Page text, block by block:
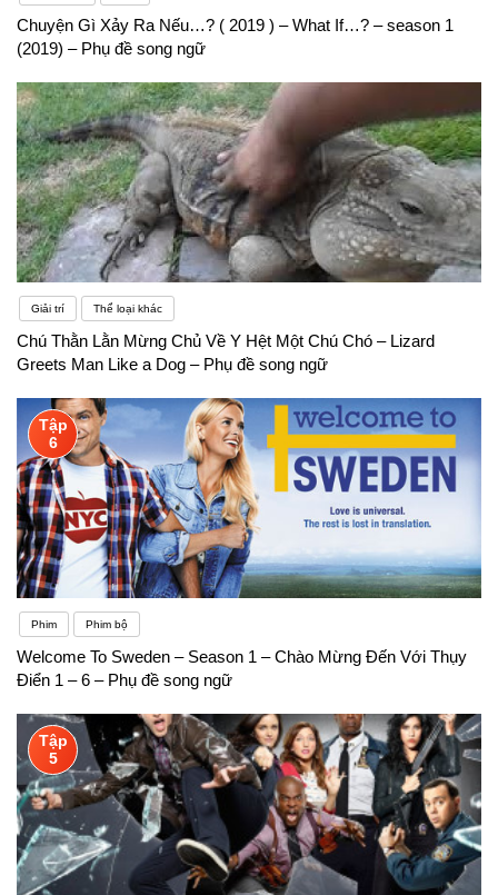
Chuyện Gì Xảy Ra Nếu…? ( 2019 ) – What If…? – season 1
(2019) – Phụ đề song ngữ
Giải trí Thể loại khác
Chú Thằn Lằn Mừng Chủ Về Y Hệt Một Chú Chó – Lizard
Greets Man Like a Dog – Phụ đề song ngữ
Tập
6
Phim Phim bộ
Welcome To Sweden – Season 1 – Chào Mừng Đến Với Thụy
Điển 1 – 6 – Phụ đề song ngữ
Tập
5